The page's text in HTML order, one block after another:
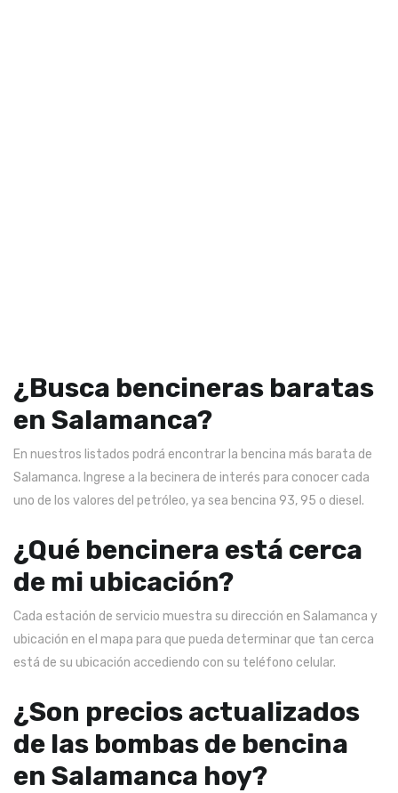
¿Busca bencineras baratas
en Salamanca?
En nuestros listados podrá encontrar la bencina más barata de
Salamanca. Ingrese a la becinera de interés para conocer cada
uno de los valores del petróleo, ya sea bencina 93, 95 o diesel.
¿Qué bencinera está cerca
de mi ubicación?
Cada estación de servicio muestra su dirección en Salamanca y
ubicación en el mapa para que pueda determinar que tan cerca
está de su ubicación accediendo con su teléfono celular.
¿Son precios actualizados
de las bombas de bencina
en Salamanca hoy?